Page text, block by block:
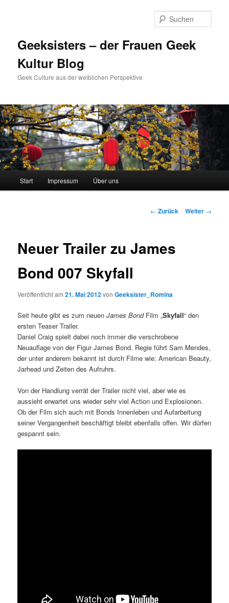
Geeksisters – der Frauen Geek
Kultur Blog
Geek Culture aus der weiblichen Perspektive
Start Impressum Über uns
Beitrags-
← Zurück Weiter →
Neuer Trailer zu James
Bond 007 Skyfall
Veröffentlicht am21. Mai 2012vonGeeksister_Romina
Seit heute gibt es zum neuenJames BondFilm „Skyfall“ den
ersten Teaser Trailer.
Daniel Craig spielt dabei noch immer die verschrobene
Neuauflage von der Figur James Bond. Regie führt Sam Mendes,
der unter anderem bekannt ist durch Filme wie: American Beauty,
Jarhead und Zeiten des Aufruhrs.
Von der Handlung verrät der Trailer nicht viel, aber wie es
aussieht erwartet uns wieder sehr viel Action und Explosionen.
Ob der Film sich auch mit Bonds Innenleben und Aufarbeitung
seiner Vergangenheit beschäftigt bleibt ebenfalls offen. Wir dürfen
gespannt sein.